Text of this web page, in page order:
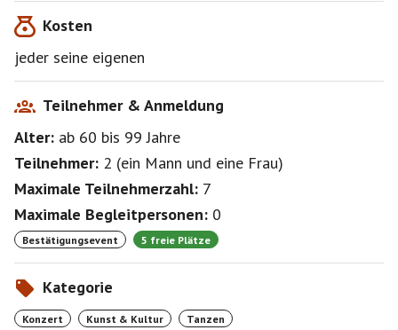
Kosten
jeder seine eigenen
Teilnehmer & Anmeldung
Alter: ab 60 bis 99Jahre
Teilnehmer: 2 (ein Mann und eine Frau)
Maximale Teilnehmerzahl: 7
Maximale Begleitpersonen: 0
Bestätigungsevent 5 freie Plätze
Kategorie
Konzert Kunst & Kultur Tanzen